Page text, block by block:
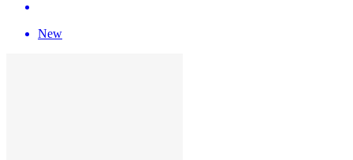
New